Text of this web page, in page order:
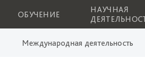
ОБУЧЕНИЕ
НАУЧНАЯ
Международная деятельность